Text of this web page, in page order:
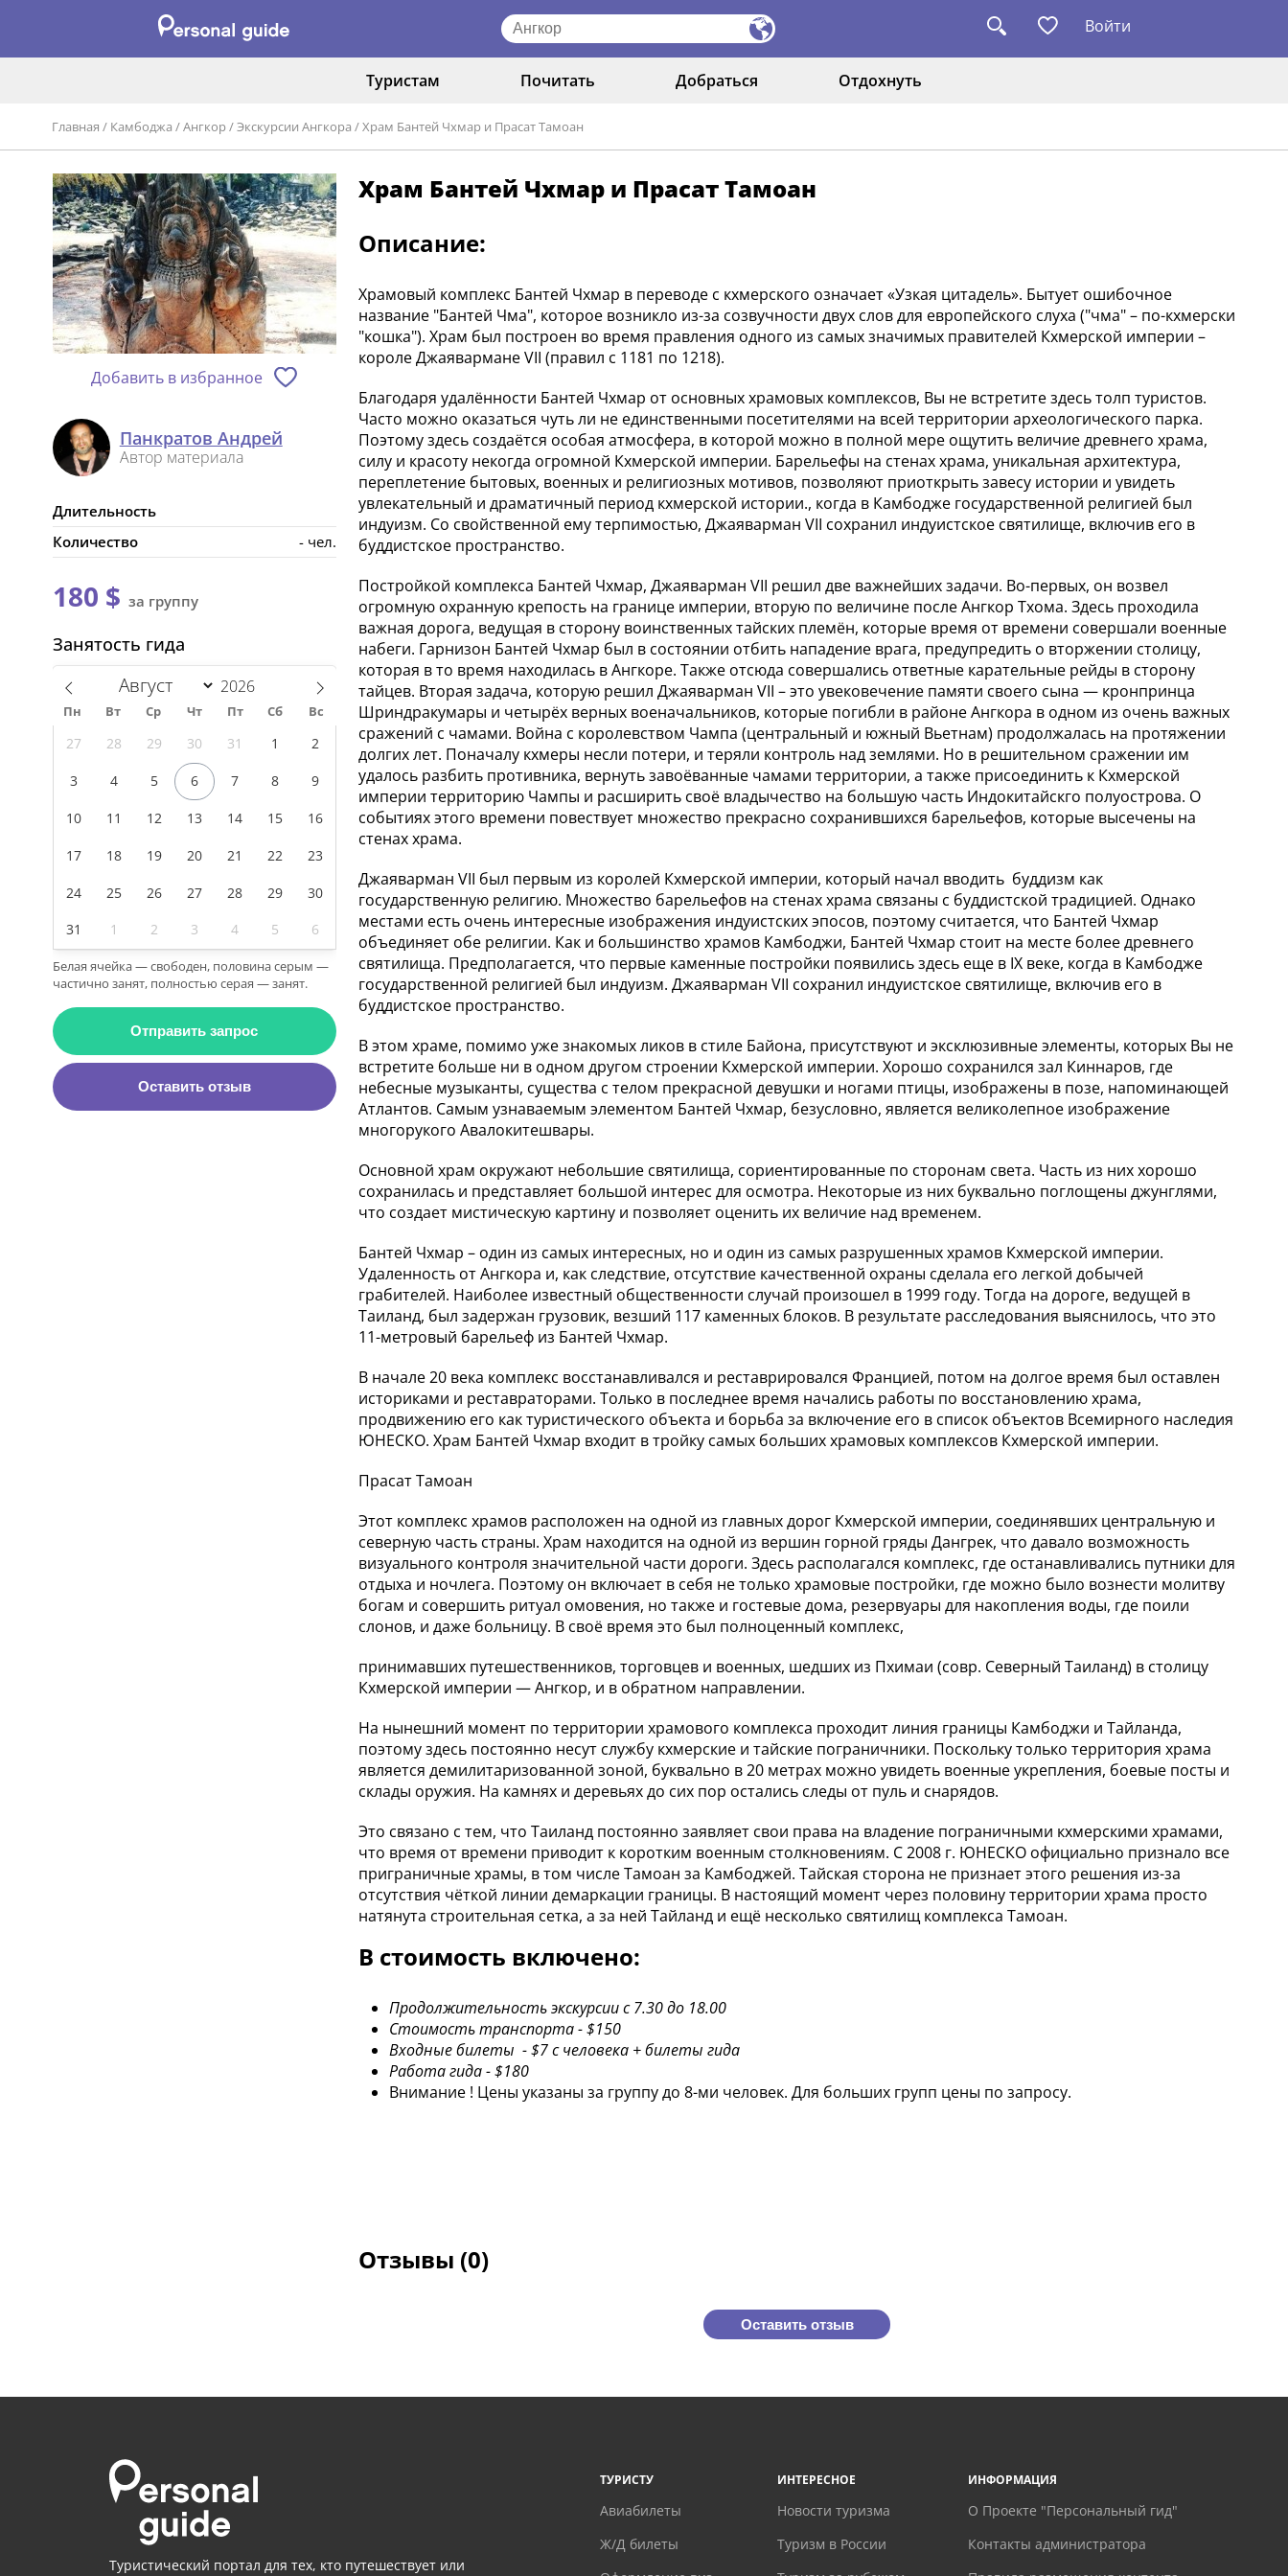
Войти
Туристам Почитать Добраться Отдохнуть
Главная / Камбоджа /Ангкор/Экскурсии Ангкора /Храм Бантей Чхмар и Прасат Тамоaн
Добавить в избранное
Панкратов Андрей
Автор материала
Длительность
Количество
- чел.
180 $ за группу
Занятость гида
Пн Вт Ср Чт Пт Сб Вс
27 28 29 30 31 1 2
3 4 5 6 7 8 9
10 11 12 13 14 15 16
17 18 19 20 21 22 23
24 25 26 27 28 29 30
31 1 2 3 4 5 6
Белая ячейка — свободен, половина серым —
частично занят, полностью серая — занят.
Отправить запрос
Оставить отзыв
Храм Бантей Чхмар и Прасат Тамоaн
Описание:
Храмовый комплекс Бантей Чхмар в переводе с кхмерского означает «Узкая цитадель». Бытует ошибочное
название "Бантей Чма", которое возникло из-за созвучности двух слов для европейского слуха ("чма" – по-кхмерски
"кошка"). Храм был построен во время правления одного из самых значимых правителей Кхмерской империи –
короле Джаявармане VII (правил с 1181 по 1218).
Благодаря удалённости Бантей Чхмар от основных храмовых комплексов, Вы не встретите здесь толп туристов.
Часто можно оказаться чуть ли не единственными посетителями на всей территории археологического парка.
Поэтому здесь создаётся особая атмосфера, в которой можно в полной мере ощутить величие древнего храма,
силу и красоту некогда огромной Кхмерской империи. Барельефы на стенах храма, уникальная архитектура,
переплетение бытовых, военных и религиозных мотивов, позволяют приоткрыть завесу истории и увидеть
увлекательный и драматичный период кхмерской истории., когда в Камбодже государственной религией был
индуизм. Со свойственной ему терпимостью, Джаяварман VII сохранил индуистское святилище, включив его в
буддистское пространство.
Постройкой комплекса Бантей Чхмар, Джаяварман VII решил две важнейших задачи. Во-первых, он возвел
огромную охранную крепость на границе империи, вторую по величине после Ангкор Тхома. Здесь проходила
важная дорога, ведущая в сторону воинственных тайских племён, которые время от времени совершали военные
набеги. Гарнизон Бантей Чхмар был в состоянии отбить нападение врага, предупредить о вторжении столицу,
которая в то время находилась в Ангкоре. Также отсюда совершались ответные карательные рейды в сторону
тайцев. Вторая задача, которую решил Джаяварман VII – это увековечение памяти своего сына — кронпринца
Шриндракумары и четырёх верных военачальников, которые погибли в районе Ангкора в одном из очень важных
сражений с чамами. Война с королевством Чампа (центральный и южный Вьетнам) продолжалась на протяжении
долгих лет. Поначалу кхмеры несли потери, и теряли контроль над землями. Но в решительном сражении им
удалось разбить противника, вернуть завоёванные чамами территории, а также присоединить к Кхмерской
империи территорию Чампы и расширить своё владычество на большую часть Индокитайскго полуострова. О
событиях этого времени повествует множество прекрасно сохранившихся барельефов, которые высечены на
стенах храма.
Джаяварман VII был первым из королей Кхмерской империи, который начал вводить буддизм как
государственную религию. Множество барельефов на стенах храма связаны с буддистской традицией. Однако
местами есть очень интересные изображения индуистских эпосов, поэтому считается, что Бантей Чхмар
объединяет обе религии. Как и большинство храмов Камбоджи, Бантей Чхмар стоит на месте более древнего
святилища. Предполагается, что первые каменные постройки появились здесь еще в IX веке, когда в Камбодже
государственной религией был индуизм. Джаяварман VII сохранил индуистское святилище, включив его в
буддистское пространство.
В этом храме, помимо уже знакомых ликов в стиле Байона, присутствуют и эксклюзивные элементы, которых Вы не
встретите больше ни в одном другом строении Кхмерской империи. Хорошо сохранился зал Киннаров, где
небесные музыканты, существа с телом прекрасной девушки и ногами птицы, изображены в позе, напоминающей
Атлантов. Самым узнаваемым элементом Бантей Чхмар, безусловно, является великолепное изображение
многорукого Авалокитешвары.
Основной храм окружают небольшие святилища, сориентированные по сторонам света. Часть из них хорошо
сохранилась и представляет большой интерес для осмотра. Некоторые из них буквально поглощены джунглями,
что создает мистическую картину и позволяет оценить их величие над временем.
Бантей Чхмар – один из самых интересных, но и один из самых разрушенных храмов Кхмерской империи.
Удаленность от Ангкора и, как следствие, отсутствие качественной охраны сделала его легкой добычей
грабителей. Наиболее известный общественности случай произошел в 1999 году. Тогда на дороге, ведущей в
Таиланд, был задержан грузовик, везший 117 каменных блоков. В результате расследования выяснилось, что это
11-метровый барельеф из Бантей Чхмар.
В начале 20 века комплекс восстанавливался и реставрировался Францией, потом на долгое время был оставлен
историками и реставраторами. Только в последнее время начались работы по восстановлению храма,
продвижению его как туристического объекта и борьба за включение его в список объектов Всемирного наследия
ЮНЕСКО. Храм Бантей Чхмар входит в тройку самых больших храмовых комплексов Кхмерской империи.
Прасат Тамоан
Этот комплекс храмов расположен на одной из главных дорог Кхмерской империи, соединявших центральную и
северную часть страны. Храм находится на одной из вершин горной гряды Дангрек, что давало возможность
визуального контроля значительной части дороги. Здесь располагался комплекс, где останавливались путники для
отдыха и ночлега. Поэтому он включает в себя не только храмовые постройки, где можно было вознести молитву
богам и совершить ритуал омовения, но также и гостевые дома, резервуары для накопления воды, где поили
слонов, и даже больницу. В своё время это был полноценный комплекс,
принимавших путешественников, торговцев и военных, шедших из Пхимаи (совр. Северный Таиланд) в столицу
Кхмерской империи — Ангкор, и в обратном направлении.
На нынешний момент по территории храмового комплекса проходит линия границы Камбоджи и Тайланда,
поэтому здесь постоянно несут службу кхмерские и тайские пограничники. Поскольку только территория храма
является демилитаризованной зоной, буквально в 20 метрах можно увидеть военные укрепления, боевые посты и
склады оружия. На камнях и деревьях до сих пор остались следы от пуль и снарядов.
Это связано с тем, что Таиланд постоянно заявляет свои права на владение пограничными кхмерскими храмами,
что время от времени приводит к коротким военным столкновениям. С 2008 г. ЮНЕСКО официально признало все
приграничные храмы, в том числе Тамоан за Камбоджей. Тайская сторона не признает этого решения из-за
отсутствия чёткой линии демаркации границы. В настоящий момент через половину территории храма просто
натянута строительная сетка, а за ней Тайланд и ещё несколько святилищ комплекса Тамоан.
В стоимость включено:
Продолжительность экскурсии с 7.30 до 18.00
Стоимость транспорта - $150
Входные билеты - $7 c человека + билеты гида
Работа гида - $180
Внимание ! Цены указаны за группу до 8-ми человек. Для больших групп цены по запросу.
Отзывы (0)
Оставить отзыв
Туристический портал для тех, кто путешествует или
ТУРИСТУ
Авиабилеты
Ж/Д билеты
ИНТЕРЕСНОЕ
Новости туризма
Туризм в России
ИНФОРМАЦИЯ
О Проекте "Персональный гид"
Контакты администратора